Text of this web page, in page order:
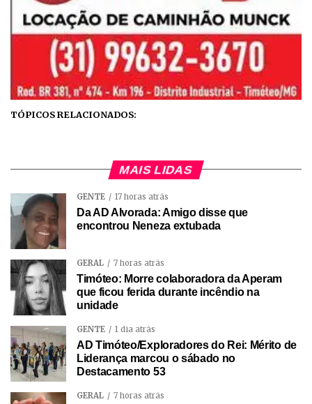
TÓPICOS RELACIONADOS:
MAIS LIDAS
GENTE 17 horas atrás
Da AD Alvorada: Amigo disse que
encontrou Neneza extubada
GERAL 7 horas atrás
Timóteo: Morre colaboradora da Aperam
que ficou ferida durante incêndio na
unidade
GENTE 1 dia atrás
AD Timóteo/Exploradores do Rei: Mérito de
Liderança marcou o sábado no
Destacamento 53
GERAL 7 horas atrás